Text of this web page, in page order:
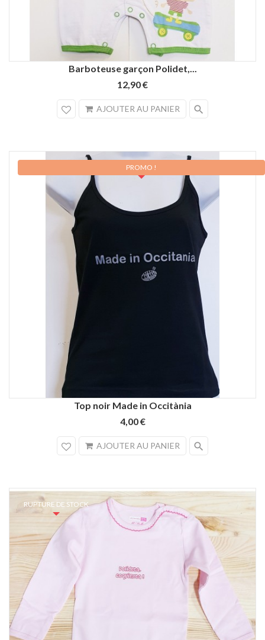
Vert
Bleu
marine
Bleu
royal
Barboteuse garçon Polidet,...
12,90 €
AJOUTER AU PANIER search
Top noir Made in Occitània
4,00 €
AJOUTER AU PANIER search
PROMO !
RUPTURE DE STOCK